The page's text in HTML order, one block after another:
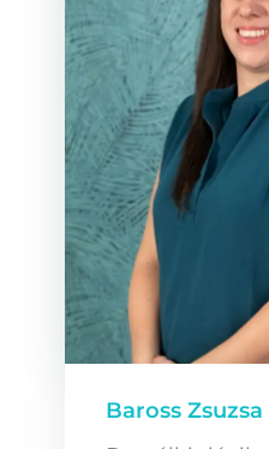
Baross Zsuzsa